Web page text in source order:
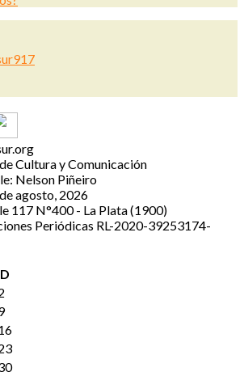
Cultura y Comunicación
Nelson Piñeiro
agosto, 2026
117 N°400 - La Plata (1900)
Periódicas RL-2020-39253174-
D